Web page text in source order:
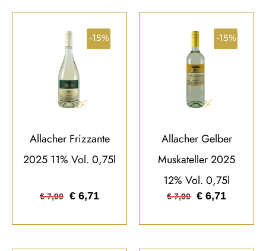
-15%
Allacher Frizzante
2025 11% Vol. 0,75l
€7,90 € 6,71
-15%
Allacher Gelber
Muskateller 2025
12% Vol. 0,75l
€7,90 € 6,71